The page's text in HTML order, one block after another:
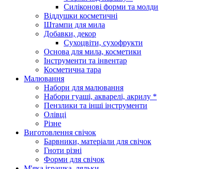
Силіконові форми та молди
Віддушки косметичні
Штампи для мила
Добавки, декор
Сухоцвіти, сухофрукти
Основа для мила, косметики
Інструменти та інвентар
Косметична тара
Малювання
Набори для малювання
Набори гуаші, акварелі, акрилу *
Пензлики та інші інструменти
Олівці
Різне
Виготовлення свічок
Барвники, матеріали для свічок
Гноти різні
Форми для свічок